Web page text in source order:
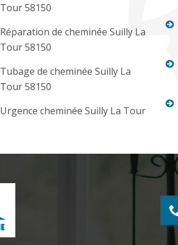
Tour 58150
Réparation de cheminée Suilly La
Tour 58150
Tubage de cheminée Suilly La
Tour 58150
Urgence cheminée Suilly La Tour